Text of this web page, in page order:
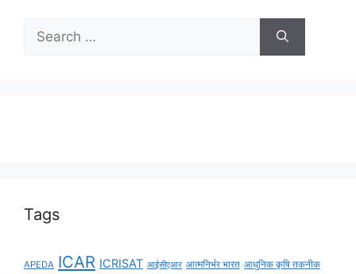
Tags
APEDA ICAR ICRISAT आईसीएआर आत्मनिर्भर भारत आधुनिक कृषि तकनीक